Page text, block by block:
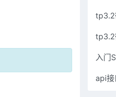
tp3.2
入门